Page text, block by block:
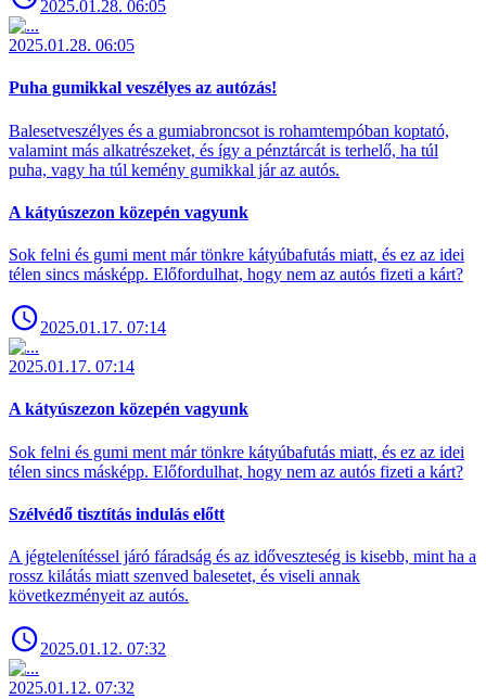
2025.01.28. 06:05
2025.01.28. 06:05
Puha gumikkal veszélyes az autózás!
Balesetveszélyes és a gumiabroncsot is rohamtempóban koptató,
valamint más alkatrészeket, és így a pénztárcát is terhelő, ha túl
puha, vagy ha túl kemény gumikkal jár az autós.
A kátyúszezon közepén vagyunk
Sok felni és gumi ment már tönkre kátyúbafutás miatt, és ez az idei
télen sincs másképp. Előfordulhat, hogy nem az autós fizeti a kárt?
2025.01.17. 07:14
2025.01.17. 07:14
A kátyúszezon közepén vagyunk
Sok felni és gumi ment már tönkre kátyúbafutás miatt, és ez az idei
télen sincs másképp. Előfordulhat, hogy nem az autós fizeti a kárt?
Szélvédő tisztítás indulás előtt
A jégtelenítéssel járó fáradság és az időveszteség is kisebb, mint ha a
rossz kilátás miatt szenved balesetet, és viseli annak
következményeit az autós.
2025.01.12. 07:32
2025.01.12. 07:32